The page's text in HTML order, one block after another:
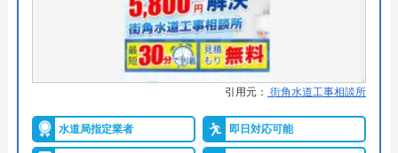
2024年11月設立
〒113-0033
東京都文京区本郷5-1-11
水回りトラブルの対応に加えてライフスタイル等の
様々な話をしたうえで、お客様に合った提案を行っ
さらに、施工からアフターメンテナンスまで同じ担
当者が担当するため、長期的に安心して依頼するこ
引用元： 街角水道工事相談所
水道局指定業者 即日対応可能